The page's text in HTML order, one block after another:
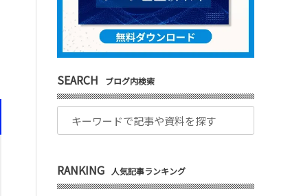
SEARCH ブログ内検索
RANKING 人気記事ランキング